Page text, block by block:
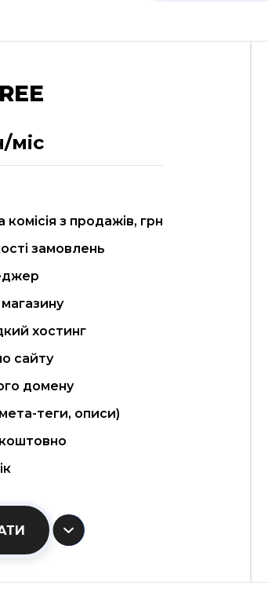
міс
з продажів, грн
замовлень
хостинг
сайту
домену
теги, описи)